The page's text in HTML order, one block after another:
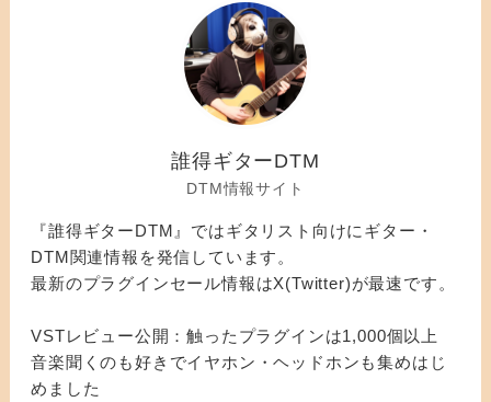
誰得ギターDTM
DTM情報サイト
『誰得ギターDTM』ではギタリスト向けにギター・
DTM関連情報を発信しています。
最新のプラグインセール情報はX(Twitter)が最速です。
VSTレビュー公開：触ったプラグインは1,000個以上
音楽聞くのも好きでイヤホン・ヘッドホンも集めはじ
めました